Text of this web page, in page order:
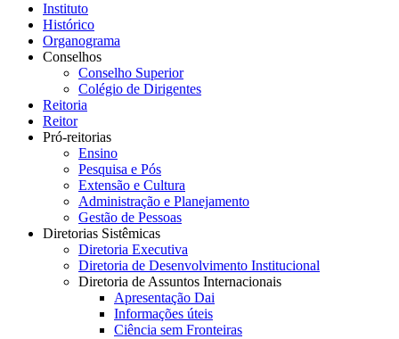
Instituto
Histórico
Organograma
Conselhos
Conselho Superior
Colégio de Dirigentes
Reitoria
Reitor
Pró-reitorias
Ensino
Pesquisa e Pós
Extensão e Cultura
Administração e Planejamento
Gestão de Pessoas
Diretorias Sistêmicas
Diretoria Executiva
Diretoria de Desenvolvimento Institucional
Diretoria de Assuntos Internacionais
Apresentação Dai
Informações úteis
Ciência sem Fronteiras